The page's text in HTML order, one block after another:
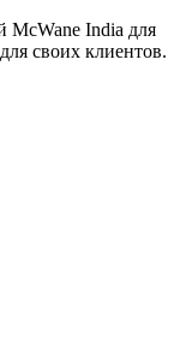
McWane India для
своих клиентов.